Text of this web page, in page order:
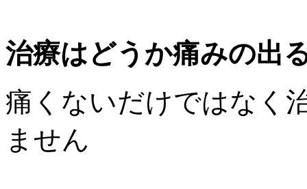
治療はどうか痛みの出
痛くないだけではなく
ません